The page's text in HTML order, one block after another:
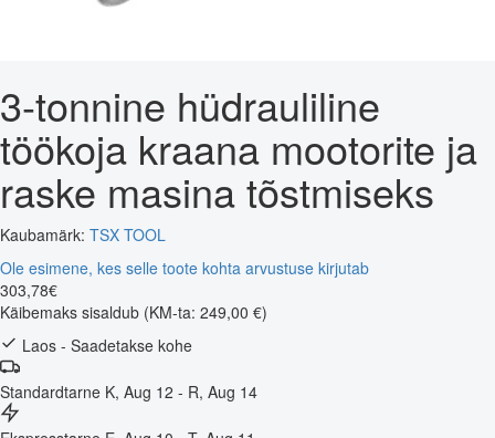
3-tonnine hüdrauliline
töökoja kraana mootorite ja
raske masina tõstmiseks
Kaubamärk: TSX TOOL
Ole esimene, kes selle toote kohta arvustuse kirjutab
303,78€
Käibemaks sisaldub (KM-ta: 249,00 €)
Laos - Saadetakse kohe
Standardtarne K, Aug 12 - R, Aug 14